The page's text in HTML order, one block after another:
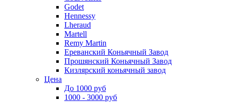
Godet
Hennessy
Lheraud
Martell
Remy Martin
Ереванский Коньячный Завод
Прошянский Коньячный Завод
Кизлярский коньячный завод
Цена
До 1000 руб
1000 - 3000 руб